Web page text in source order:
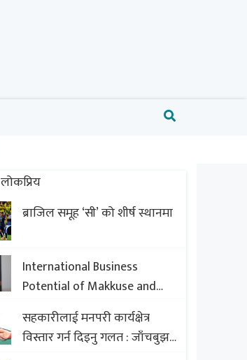
लोकप्रिय
ब्राजिल समूह ‘सी’ को शीर्ष स्थानमा
International Business
Potential of Makkuse and
Export Opportunities of
Nepali Sweets with Global
Comparison to Baklava
सहकारीलाई मनपरी कार्यक्षेत्र
विस्तार गर्न दिइनु गलत : जाँचबुझ